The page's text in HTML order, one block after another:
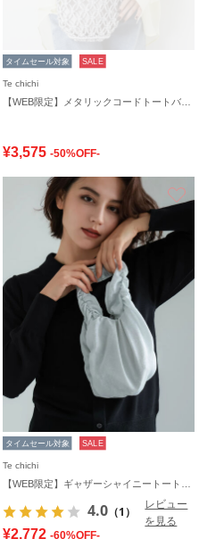
タイムセール対象 SALE
Te chichi
¥3,575 -50%OFF-
お気に入り
タイムセール対象 SALE
Te chichi
4.0 （1）
レビュー
を見る
¥2,772 -60%OFF-